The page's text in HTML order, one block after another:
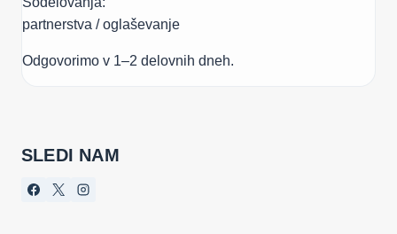
partnerstva / oglaševanje
Odgovorimo v 1–2 delovnih dneh.
SLEDI NAM